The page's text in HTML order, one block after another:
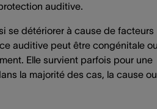
auditive.
se détériorer à cause de facteurs
auditive peut être congénitale
Elle survient parfois pour une
la majorité des cas, la cause ou